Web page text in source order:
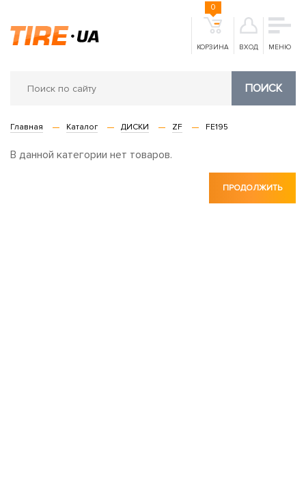
КОРЗИНА
0
ВХОД МЕНЮ
ПОИСК
Главная Каталог ДИСКИ ZF FE195
В данной категории нет товаров.
ПРОДОЛЖИТЬ